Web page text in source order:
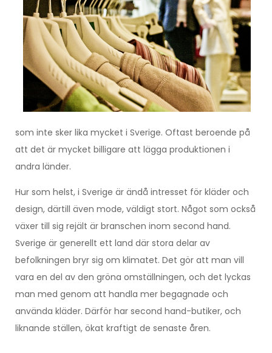
som inte sker lika mycket i Sverige. Oftast beroende på
att det är mycket billigare att lägga produktionen i
andra länder.
Hur som helst, i Sverige är ändå intresset för kläder och
design, därtill även mode, väldigt stort. Något som också
växer till sig rejält är branschen inom second hand.
Sverige är generellt ett land där stora delar av
befolkningen bryr sig om klimatet. Det gör att man vill
vara en del av den gröna omställningen, och det lyckas
man med genom att handla mer begagnade och
använda kläder. Därför har second hand-butiker, och
liknande ställen, ökat kraftigt de senaste åren.